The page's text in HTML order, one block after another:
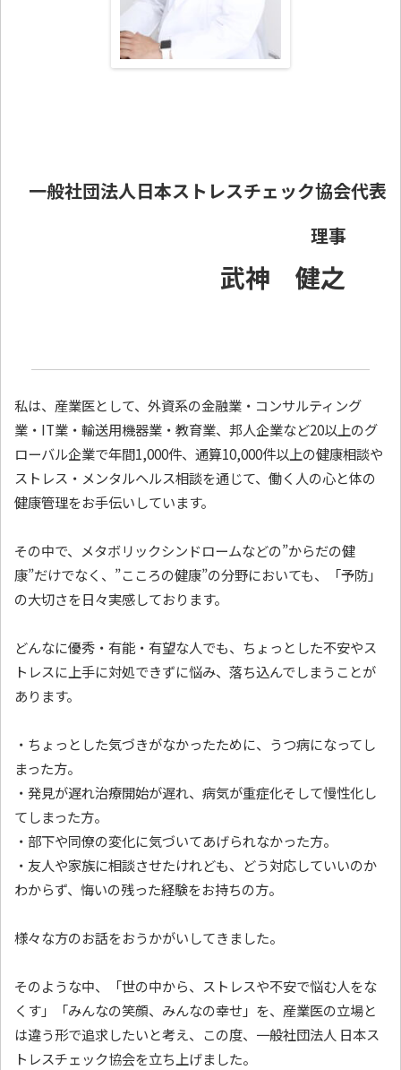
一般社団法人日本ストレスチェック協会代表
理事
武神 健之
私は、産業医として、外資系の金融業・コンサルティング
業・IT業・輸送用機器業・教育業、邦人企業など20以上のグ
ローバル企業で年間1,000件、通算10,000件以上の健康相談や
ストレス・メンタルヘルス相談を通じて、働く人の心と体の
健康管理をお手伝いしています。
その中で、メタボリックシンドロームなどの”からだの健
康”だけでなく、”こころの健康”の分野においても、「予防」
の大切さを日々実感しております。
どんなに優秀・有能・有望な人でも、ちょっとした不安やス
トレスに上手に対処できずに悩み、落ち込んでしまうことが
あります。
・ちょっとした気づきがなかったために、うつ病になってし
まった方。
・発見が遅れ治療開始が遅れ、病気が重症化そして慢性化し
てしまった方。
・部下や同僚の変化に気づいてあげられなかった方。
・友人や家族に相談させたけれども、どう対応していいのか
わからず、悔いの残った経験をお持ちの方。
様々な方のお話をおうかがいしてきました。
そのような中、「世の中から、ストレスや不安で悩む人をな
くす」「みんなの笑顔、みんなの幸せ」を、産業医の立場と
は違う形で追求したいと考え、この度、一般社団法人 日本ス
トレスチェック協会を立ち上げました。